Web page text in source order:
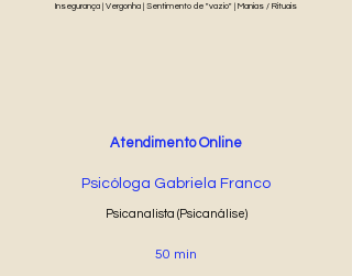
Insegurança | Vergonha | Sentimento de "vazio" | Manias / Rituais
Atendimento Online
Psicóloga Gabriela Franco
Psicanalista (Psicanálise)
50 min